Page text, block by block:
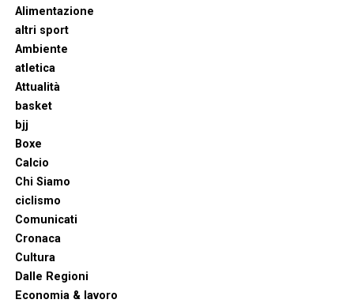
Alimentazione
altri sport
Ambiente
atletica
Attualità
basket
bjj
Boxe
Calcio
Chi Siamo
ciclismo
Comunicati
Cronaca
Cultura
Dalle Regioni
Economia & lavoro